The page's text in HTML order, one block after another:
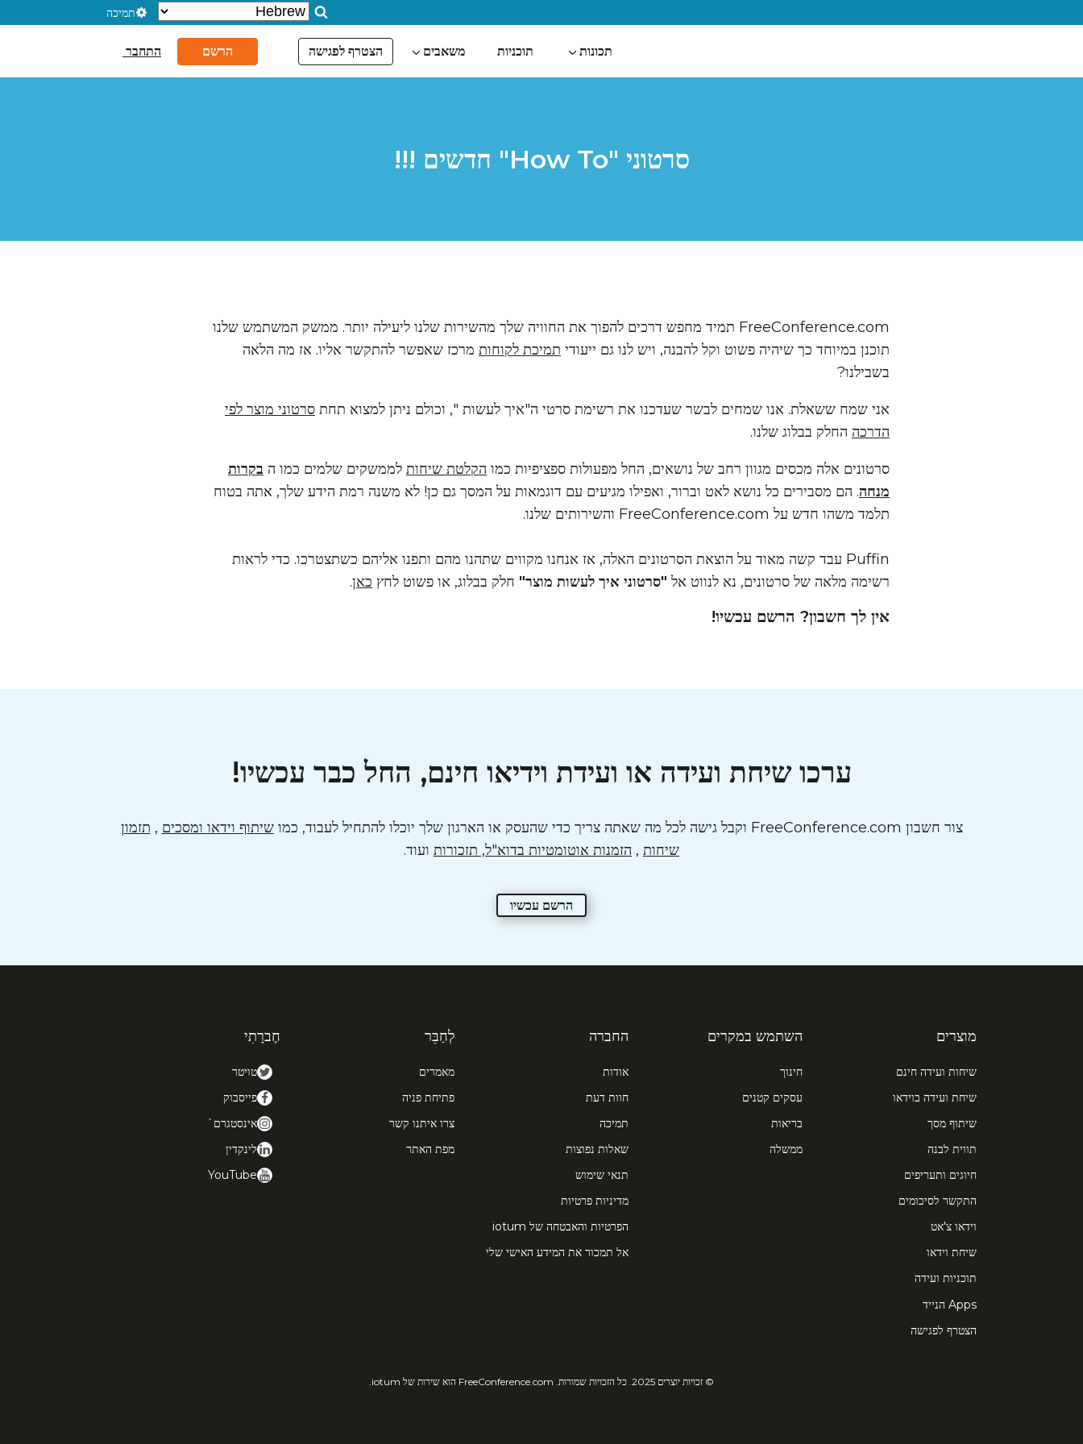
תמיכה
תכונות תוכניות משאבים הצטרף לפגישה הרשם התחבר
סרטוני "How To" חדשים !!!
FreeConference.com תמיד מחפש דרכים להפוך את החוויה שלך מהשירות שלנו ליעילה יותר. ממשק המשתמש שלנו
תוכנן במיוחד כך שיהיה פשוט וקל להבנה, ויש לנו גם ייעודי תמיכת לקוחות מרכז שאפשר להתקשר אליו. אז מה הלאה
בשבילנו?
אני שמח ששאלת. אנו שמחים לבשר שעדכנו את רשימת סרטי ה"איך לעשות ", וכולם ניתן למצוא תחת סרטוני מוצר לפי
הדרכה החלק בבלוג שלנו.
סרטונים אלה מכסים מגוון רחב של נושאים, החל מפעולות ספציפיות כמו הקלטת שיחות לממשקים שלמים כמו ה בקרות
מנחה. הם מסבירים כל נושא לאט וברור, ואפילו מגיעים עם דוגמאות על המסך גם כן! לא משנה רמת הידע שלך, אתה בטוח
תלמד משהו חדש על FreeConference.com והשירותים שלנו.
Puffin עבד קשה מאוד על הוצאת הסרטונים האלה, אז אנחנו מקווים שתהנו מהם ותפנו אליהם כשתצטרכו. כדי לראות
רשימה מלאה של סרטונים, נא לנווט אל "סרטוני איך לעשות מוצר" חלק בבלוג, או פשוט לחץ כאן.
אין לך חשבון? הרשם עכשיו!
ערכו שיחת ועידה או ועידת וידיאו חינם, החל כבר עכשיו!
צור חשבון FreeConference.com וקבל גישה לכל מה שאתה צריך כדי שהעסק או הארגון שלך יוכלו להתחיל לעבוד, כמו שיתוף וידאו ומסכים , תזמון
שיחות , הזמנות אוטומטיות בדוא"ל, תזכורות ועוד.
הרשם עכשיו
מוצרים
שיחות ועידה חינם
שיחת ועידה בוידאו
שיתוף מסך
תווית לבנה
חיוגים ותעריפים
התקשר לסיכומים
וידאו צ'אט
שיחת וידאו
תוכניות ועידה
Apps הנייד
הצטרף לפגישה
השתמש במקרים
חינוך
עסקים קטנים
בריאות
ממשלה
החברה
אודות
חוות דעת
תמיכה
שאלות נפוצות
תנאי שימוש
מדיניות פרטיות
הפרטיות והאבטחה של iotum
אל תמכור את המידע האישי שלי
לְחַבֵּר
מאמרים
פתיחת פניה
צרו איתנו קשר
מפת האתר
חֶברָתִי
טויטר
פייסבוק
אינסטגרם`
לינקדין
YouTube
© זכויות יוצרים 2025. כל הזכויות שמורות. FreeConference.com הוא שירות של iotum.